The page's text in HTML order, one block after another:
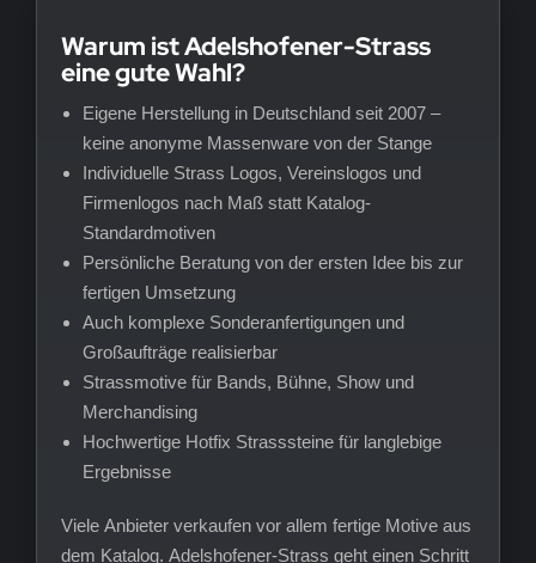
Warum ist Adelshofener-Strass
eine gute Wahl?
Eigene Herstellung in Deutschland seit 2007 –
keine anonyme Massenware von der Stange
Individuelle Strass Logos, Vereinslogos und
Firmenlogos nach Maß statt Katalog-
Standardmotiven
Persönliche Beratung von der ersten Idee bis zur
fertigen Umsetzung
Auch komplexe Sonderanfertigungen und
Großaufträge realisierbar
Strassmotive für Bands, Bühne, Show und
Merchandising
Hochwertige Hotfix Strasssteine für langlebige
Ergebnisse
Viele Anbieter verkaufen vor allem fertige Motive aus
dem Katalog. Adelshofener-Strass geht einen Schritt